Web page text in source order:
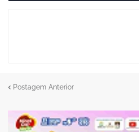
Postagem Anterior